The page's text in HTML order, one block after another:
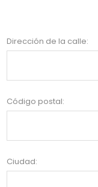
Dirección de la calle:
Código postal:
Ciudad: